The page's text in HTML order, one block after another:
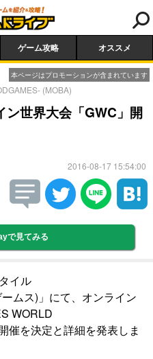
ゲーム攻略 オススメ
本ページはプロモーションが含まれています
(MOBA)
ン世界大会「GWC」開
2016-08-17 15:54:00
で見てみる
イル
ムス)」にて、オンライン
WORLD
催を決定と詳細を発表しま